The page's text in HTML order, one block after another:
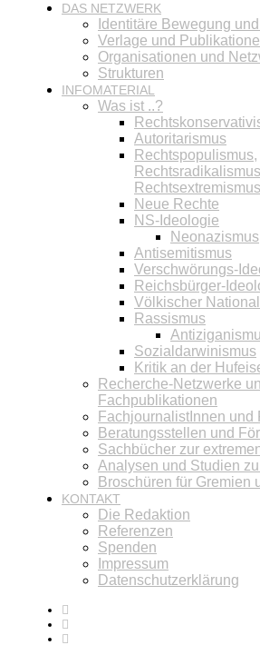
DAS NETZWERK
Identitäre Bewegung
Verlage und
Organisationen und
Strukturen
INFOMATERIAL
Was ist ..?
Autoritarismus
Rechtspopulismus,
Neue Rechte
NS-Ideologie
Neonazismus
Antisemitismus
Verschwörungs-
Reichsbürger-
Völkischer
Rassismus
Sozialdarwinismus
Kritik an der
Recherche-Netzwerke
Fachpublikationen
FachjournalistInnen und
Beratungsstellen und
Sachbücher zur
Analysen und Studien
Broschüren für Gremien
KONTAKT
Die Redaktion
Referenzen
Spenden
Impressum
Datenschutzerklärung